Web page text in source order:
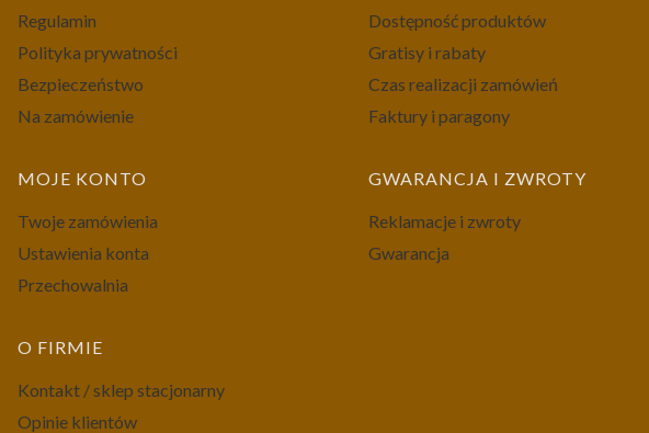
Regulamin
Polityka prywatności
Bezpieczeństwo
Na zamówienie
Dostępność produktów
Gratisy i rabaty
Czas realizacji zamówień
Faktury i paragony
MOJE KONTO
Twoje zamówienia
Ustawienia konta
Przechowalnia
GWARANCJA I ZWROTY
Reklamacje i zwroty
Gwarancja
O FIRMIE
Kontakt / sklep stacjonarny
Opinie klientów